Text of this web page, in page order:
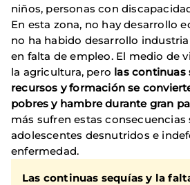
niños, personas con
En esta zona, no hay desarrollo
no ha habido desarrollo
en falta de empleo. El medio de
la agricultura, pero las continuas
recursos y formación se
pobres y hambre durante gran
más sufren estas consecuencias
adolescentes desnutridos e
enfermedad.
Las continuas sequías y la